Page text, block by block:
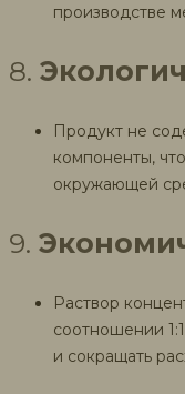
производстве
8.
Продукт не
компоненты,
окружающей
9.
Раствор
соотношении
и сокращать